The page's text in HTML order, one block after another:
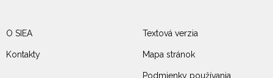
O SIEA
Kontakty
Textová verzia
Mapa stránok
Podmienky používania